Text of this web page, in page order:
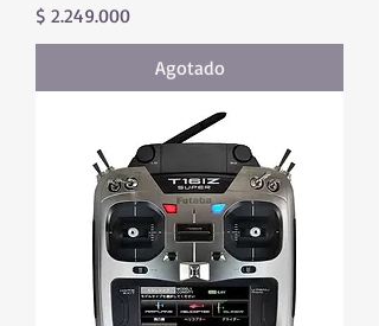
Precio
$ 2.249.000
Agotado